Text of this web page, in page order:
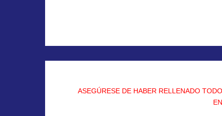
ASEGÚRESE DE HABER RELLENADO